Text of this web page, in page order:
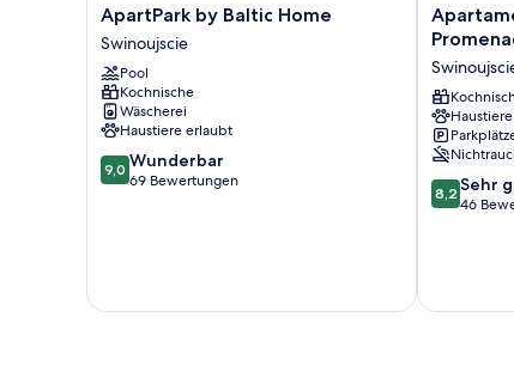
ApartPark
by
Baltic
Home
Swinoujscie
ApartPark by Baltic Home
Swinoujscie
Pool
Kochnische
Wäscherei
Haustiere erlaubt
9.0
von
9,0 Wunderbar
69 Bewertungen
Sun
Snow
8.2
von
8,2 Sehr
46